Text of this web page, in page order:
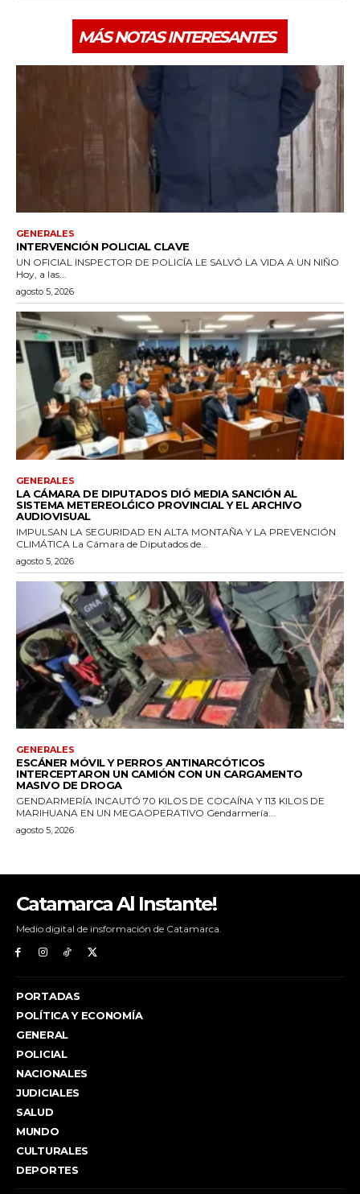
Catamarca Al Instante!
Medio digital de insformación de Catamarca.
PORTADAS
POLÍTICA Y ECONOMÍA
GENERAL
POLICIAL
NACIONALES
JUDICIALES
SALUD
MUNDO
CULTURALES
DEPORTES